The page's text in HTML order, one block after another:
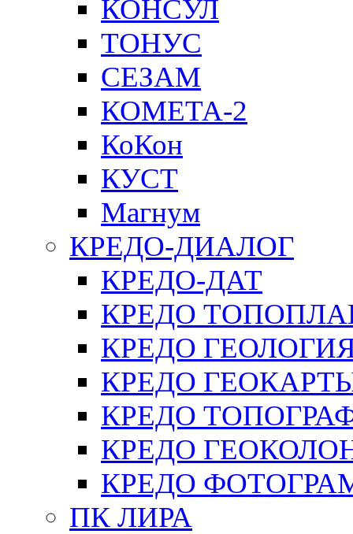
КОНСУЛ
ТОНУС
СЕЗАМ
КОМЕТА-2
КоКон
КУСТ
Магнум
КРЕДО-ДИАЛОГ
КРЕДО-ДАТ
КРЕДО
КРЕДО
КРЕДО
КРЕДО
КРЕДО
КРЕДО
ПК ЛИРА